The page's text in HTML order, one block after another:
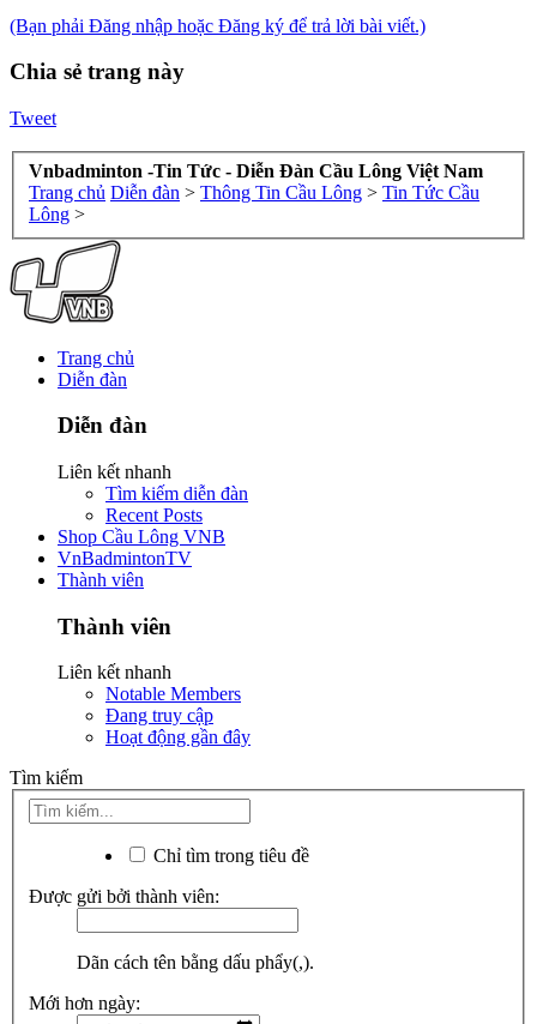
(Bạn phải Đăng nhập hoặc Đăng ký để trả lời bài viết.)
Chia sẻ trang này
Tweet
Vnbadminton -Tin Tức - Diễn Đàn Cầu Lông Việt Nam
Trang chủ Diễn đàn > Thông Tin Cầu Lông > Tin Tức Cầu
Lông >
Trang chủ
Diễn đàn
Diễn đàn
Liên kết nhanh
Tìm kiếm diễn đàn
Recent Posts
Shop Cầu Lông VNB
VnBadmintonTV
Thành viên
Thành viên
Liên kết nhanh
Notable Members
Đang truy cập
Hoạt động gần đây
Tìm kiếm
Chỉ tìm trong tiêu đề
Được gửi bởi thành viên:
Dãn cách tên bằng dấu phẩy(,).
Mới hơn ngày: